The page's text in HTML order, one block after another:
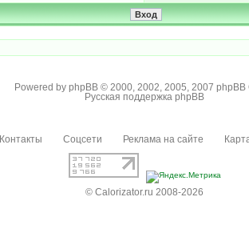
Powered by phpBB© 2000, 2002, 2005, 2007 phpBB
Русская поддержка phpBB
Контакты Соцсети Реклама на сайте
© Calorizator.ru 2008-2026